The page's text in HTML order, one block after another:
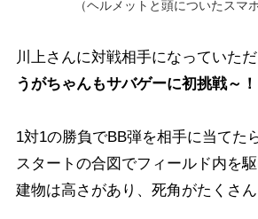
（ヘルメットと頭についたスマ
川上さんに対戦相手になっていただ
うがちゃんもサバゲーに初挑戦～！
1対1の勝負でBB弾を相手に当てた
スタートの合図でフィールド内を駆
建物は高さがあり、死角がたくさん